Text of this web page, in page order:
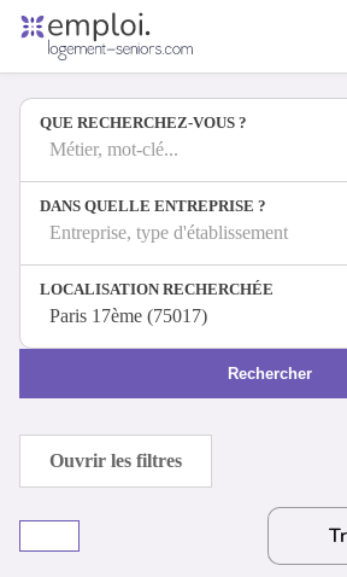
Offres d'emploi
Entreprises
Métiers
Se connecter
Espace candidat
Espace recruteur
QUE RECHERCHEZ-VOUS ?
Métier, mot-clé...
DANS QUELLE ENTREPRISE ?
Entreprise, type d'établissement
LOCALISATION RECHERCHÉE
Paris 17ème (75017)
Rechercher
Ouvrir les filtres